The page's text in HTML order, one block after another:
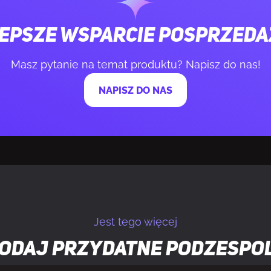
2 szt.
wentylatora 3,8 mmH2O
Aluminium
Tak
wsparcie
Masz pytanie na temat produktu? Napisz do nas!
NAPISZ DO NAS
Jest tego więcej
przydatne